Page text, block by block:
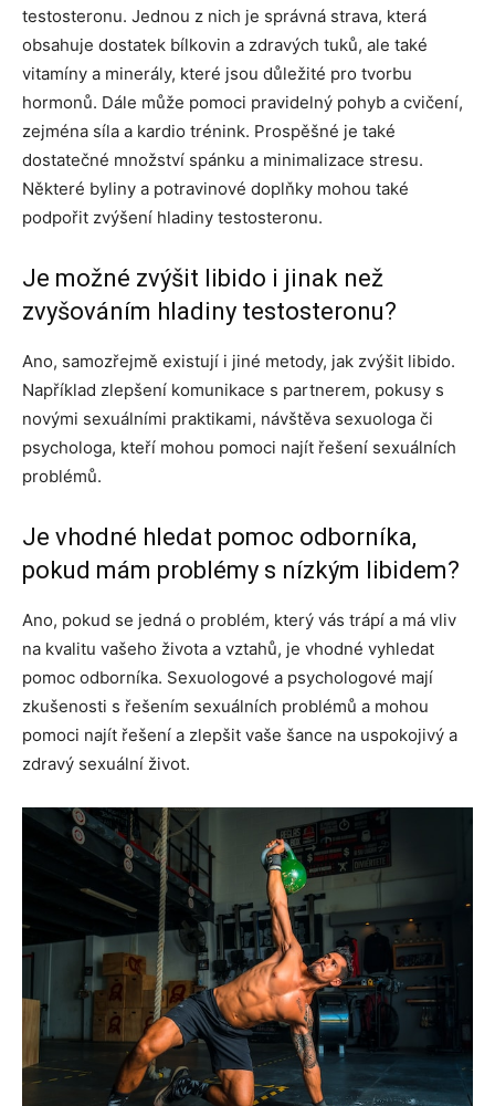
testosteronu. Jednou z nich je správná strava, která
obsahuje dostatek bílkovin a zdravých tuků, ale také
vitamíny a minerály, které jsou důležité pro tvorbu
hormonů. Dále může pomoci pravidelný pohyb a cvičení,
zejména síla a kardio trénink. Prospěšné je také
dostatečné množství spánku a minimalizace stresu.
Některé byliny a potravinové doplňky mohou také
podpořit zvýšení hladiny testosteronu.
Je možné zvýšit libido i jinak než
zvyšováním hladiny testosteronu?
Ano, samozřejmě existují i jiné metody, jak zvýšit libido.
Například zlepšení komunikace s partnerem, pokusy s
novými sexuálními praktikami, návštěva sexuologa či
psychologa, kteří mohou pomoci najít řešení sexuálních
problémů.
Je vhodné hledat pomoc odborníka,
pokud mám problémy s nízkým libidem?
Ano, pokud se jedná o problém, který vás trápí a má vliv
na kvalitu vašeho života a vztahů, je vhodné vyhledat
pomoc odborníka. Sexuologové a psychologové mají
zkušenosti s řešením sexuálních problémů a mohou
pomoci najít řešení a zlepšit vaše šance na uspokojivý a
zdravý sexuální život.